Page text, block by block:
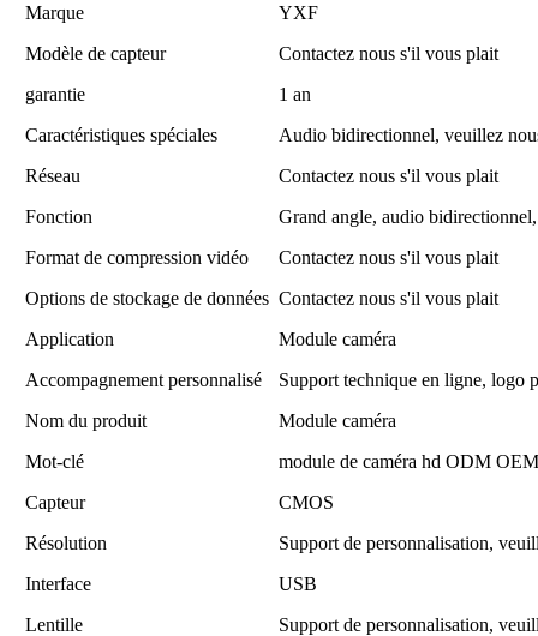
Marque
YXF
Modèle de capteur
Contactez nous s'il vous plait
garantie
1 an
Caractéristiques spéciales
Audio bidirectionnel, veuillez
Réseau
Contactez nous s'il vous plait
Fonction
Grand angle, audio
Format de compression vidéo
Contactez nous s'il vous plait
Options de stockage de données Contactez nous s'il vous plait
Application
Module caméra
Accompagnement personnalisé
Support technique en ligne, logo
Nom du produit
Module caméra
Mot-clé
module de caméra hd ODM OEM
Capteur
CMOS
Résolution
Support de personnalisation,
Interface
USB
Lentille
Support de personnalisation,